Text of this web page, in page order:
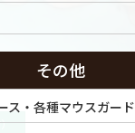
その他
ス・各種マウスガード